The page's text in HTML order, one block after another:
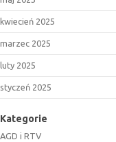
kwiecień 2025
marzec 2025
luty 2025
styczeń 2025
Kategorie
AGD i RTV